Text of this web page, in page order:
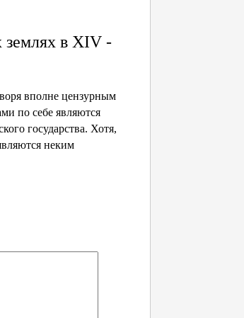
землях в XIV -
вполне цензурным
по себе являются
государства. Хотя,
неким